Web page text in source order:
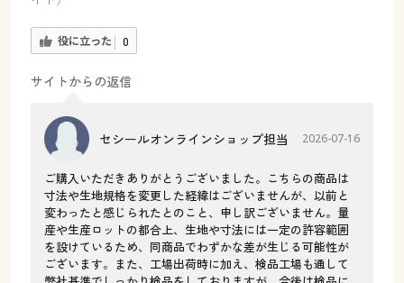
役に立った 0
サイトからの返信
セシールオンラインショップ担当 2026-07-16
ご購入いただきありがとうございました。こちらの商品は
寸法や生地規格を変更した経緯はございませんが、以前と
変わったと感じられたとのこと、申し訳ございません。量
産や生産ロットの都合上、生地や寸法には一定の許容範囲
を設けているため、同商品でわずかな差が生じる可能性が
ございます。また、工場出荷時に加え、検品工場も通して